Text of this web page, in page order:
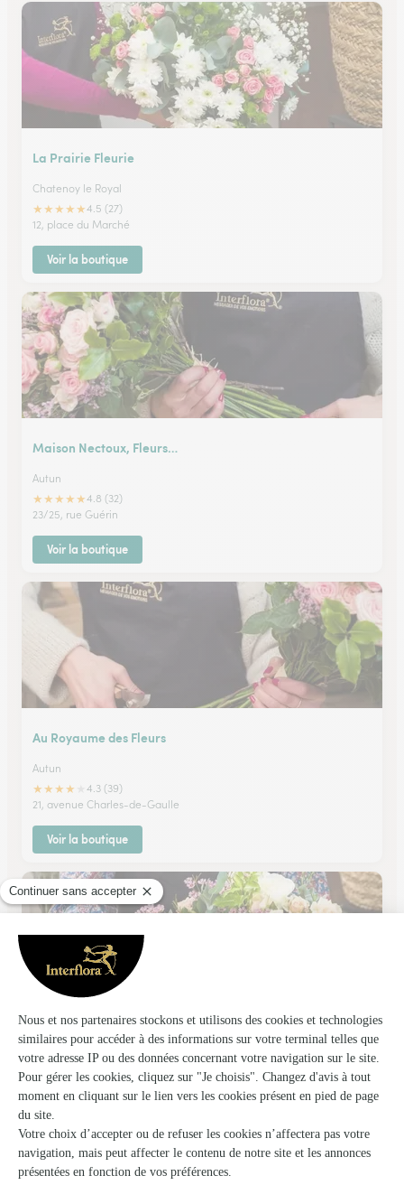
La Prairie Fleurie
Chatenoy le Royal
★★★★★4.5 (27)
12, place du Marché
Voir la boutique
Maison Nectoux, Fleurs…
Autun
★★★★★4.8 (32)
23/25, rue Guérin
Voir la boutique
Au Royaume des Fleurs
Autun
★★★★
4.3 (39)
21, avenue Charles-de-Gaulle
Voir la boutique
Nature et Fleurs
Chalon Sur Saone
★ ★★★ ★4.2 (265)
103, avenue de Paris
Voir la boutique